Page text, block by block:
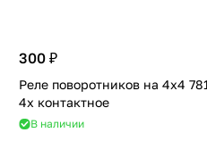
300 ₽
Реле поворотников на 4х4 781.3777
4х контактное
В наличии